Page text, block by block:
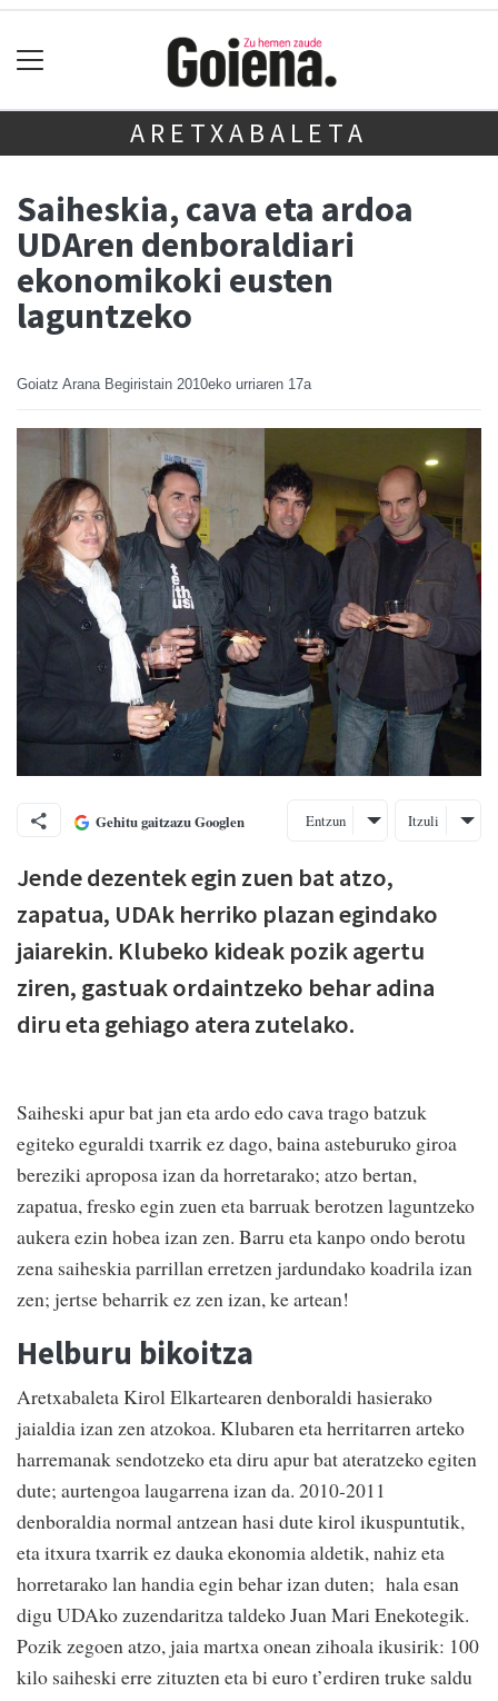
ARETXABALETA
Saiheskia, cava eta ardoa
UDAren denboraldiari
ekonomikoki eusten
laguntzeko
Goiatz Arana Begiristain 2010eko urriaren 17a
Gehitu gaitzazu Googlen Entzun Itzuli
Jende dezentek egin zuen bat atzo,
zapatua, UDAk herriko plazan egindako
jaiarekin. Klubeko kideak pozik agertu
ziren, gastuak ordaintzeko behar adina
diru eta gehiago atera zutelako.
Saiheski apur bat jan eta ardo edo cava trago batzuk
egiteko eguraldi txarrik ez dago, baina asteburuko giroa
bereziki aproposa izan da horretarako; atzo bertan,
zapatua, fresko egin zuen eta barruak berotzen laguntzeko
aukera ezin hobea izan zen. Barru eta kanpo ondo berotu
zena saiheskia parrillan erretzen jardundako koadrila izan
zen; jertse beharrik ez zen izan, ke artean!
Helburu bikoitza
Aretxabaleta Kirol Elkartearen denboraldi hasierako
jaialdia izan zen atzokoa. Klubaren eta herritarren arteko
harremanak sendotzeko eta diru apur bat ateratzeko egiten
dute; aurtengoa laugarrena izan da. 2010-2011
denboraldia normal antzean hasi dute kirol ikuspuntutik,
eta itxura txarrik ez dauka ekonomia aldetik, nahiz eta
horretarako lan handia egin behar izan duten; hala esan
digu UDAko zuzendaritza taldeko Juan Mari Enekotegik.
Pozik zegoen atzo, jaia martxa onean zihoala ikusirik: 100
kilo saiheski erre zituzten eta bi euro t’erdiren truke saldu